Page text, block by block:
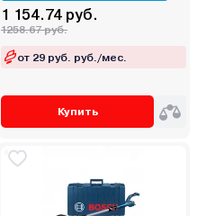
1 154.74 руб.
1258.67 руб.
от 29 руб. руб./мес.
Купить